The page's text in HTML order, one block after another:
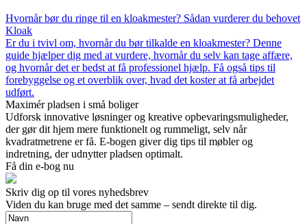
Hvornår bør du ringe til en kloakmester? Sådan vurderer du behovet
Kloak
Er du i tvivl om, hvornår du bør tilkalde en kloakmester? Denne
guide hjælper dig med at vurdere, hvornår du selv kan tage affære,
og hvornår det er bedst at få professionel hjælp. Få også tips til
forebyggelse og et overblik over, hvad det koster at få arbejdet
udført.
Maximér pladsen i små boliger
Udforsk innovative løsninger og kreative opbevaringsmuligheder,
der gør dit hjem mere funktionelt og rummeligt, selv når
kvadratmetrene er få. E-bogen giver dig tips til møbler og
indretning, der udnytter pladsen optimalt.
Få din e-bog nu
Skriv dig op til vores nyhedsbrev
Viden du kan bruge med det samme – sendt direkte til dig.